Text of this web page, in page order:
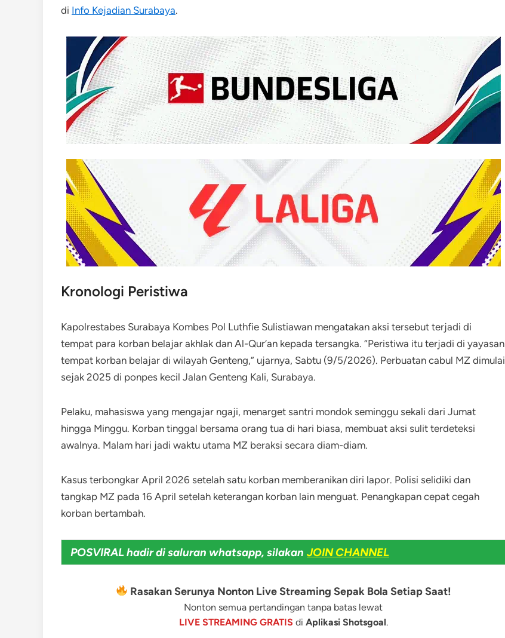
di Info Kejadian Surabaya.
Kronologi Peristiwa
Kapolrestabes Surabaya Kombes Pol Luthfie Sulistiawan mengatakan aksi tersebut terjadi di
tempat para korban belajar akhlak dan Al-Qur’an kepada tersangka. “Peristiwa itu terjadi di yayasan
tempat korban belajar di wilayah Genteng,” ujarnya, Sabtu (9/5/2026). Perbuatan cabul MZ dimulai
sejak 2025 di ponpes kecil Jalan Genteng Kali, Surabaya.
Pelaku, mahasiswa yang mengajar ngaji, menarget santri mondok seminggu sekali dari Jumat
hingga Minggu. Korban tinggal bersama orang tua di hari biasa, membuat aksi sulit terdeteksi
awalnya. Malam hari jadi waktu utama MZ beraksi secara diam-diam.
Kasus terbongkar April 2026 setelah satu korban memberanikan diri lapor. Polisi selidiki dan
tangkap MZ pada 16 April setelah keterangan korban lain menguat. Penangkapan cepat cegah
korban bertambah.
POSVIRAL hadir di saluran whatsapp, silakan JOIN CHANNEL
Rasakan Serunya Nonton Live Streaming Sepak Bola Setiap Saat!
Nonton semua pertandingan tanpa batas lewat
LIVE STREAMING GRATIS di Aplikasi Shotsgoal.